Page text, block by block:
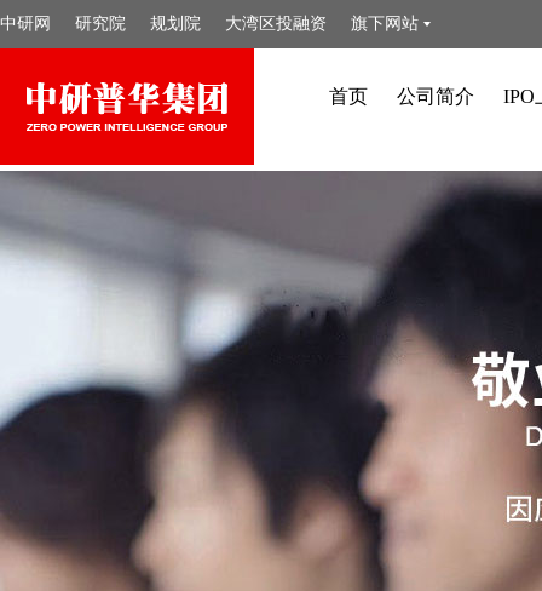
中研网 研究院 规划院 大湾区投融资 旗下网站
首页 公司简介 IPO